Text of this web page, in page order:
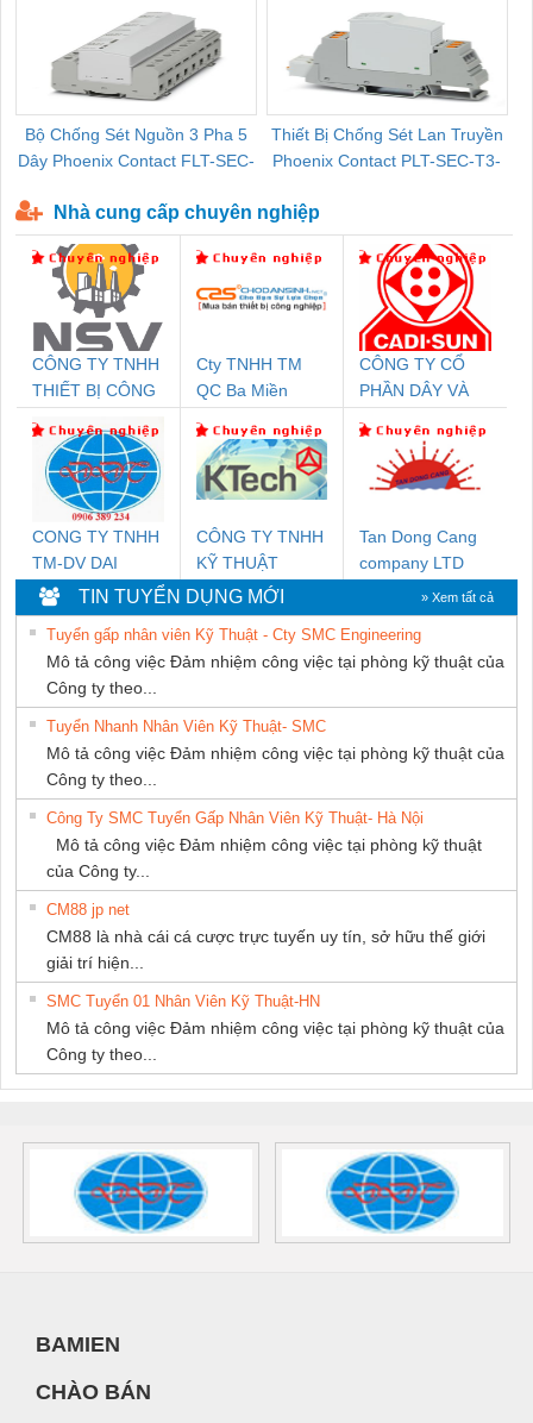
Bộ Chống Sét Nguồn 3 Pha 5
Dây Phoenix Contact FLT-SEC-
Thiết Bị Chống Sét Lan Truyền
Phoenix Contact PLT-SEC-T3-
Nhà cung cấp chuyên nghiệp
CÔNG TY TNHH
THIẾT BỊ CÔNG
SETSUBI VIỆT
NAM
Cty TNHH TM
QC Ba Miền
CÔNG TY CỔ
PHẦN DÂY VÀ
THƯỢNG ĐÌNH
CONG TY TNHH
TM-DV DAI
DONG THANH
CÔNG TY TNHH
KỸ THUẬT
KTECH VIỆT
NAM
Tan Dong Cang
company LTD
TIN TUYỂN DỤNG MỚI » Xem tất cả
Tuyển gấp nhân viên Kỹ Thuật - Cty SMC Engineering
Mô tả công việc Đảm nhiệm công việc tại phòng kỹ thuật của
Công ty theo...
Tuyển Nhanh Nhân Viên Kỹ Thuật- SMC
Mô tả công việc Đảm nhiệm công việc tại phòng kỹ thuật của
Công ty theo...
Công Ty SMC Tuyển Gấp Nhân Viên Kỹ Thuật- Hà Nội
Mô tả công việc Đảm nhiệm công việc tại phòng kỹ thuật
của Công ty...
CM88 jp net
CM88 là nhà cái cá cược trực tuyến uy tín, sở hữu thế giới
giải trí hiện...
SMC Tuyển 01 Nhân Viên Kỹ Thuật-HN
Mô tả công việc Đảm nhiệm công việc tại phòng kỹ thuật của
Công ty theo...
BAMIEN
CHÀO BÁN